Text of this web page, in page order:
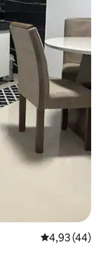
Priemerné
4,93 (44)